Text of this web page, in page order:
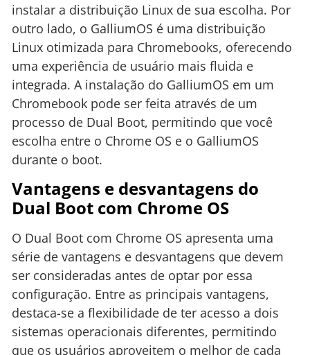
instalar a distribuição Linux de sua escolha. Por
outro lado, o GalliumOS é uma distribuição
Linux otimizada para Chromebooks, oferecendo
uma experiência de usuário mais fluida e
integrada. A instalação do GalliumOS em um
Chromebook pode ser feita através de um
processo de Dual Boot, permitindo que você
escolha entre o Chrome OS e o GalliumOS
durante o boot.
Vantagens e desvantagens do
Dual Boot com Chrome OS
O Dual Boot com Chrome OS apresenta uma
série de vantagens e desvantagens que devem
ser consideradas antes de optar por essa
configuração. Entre as principais vantagens,
destaca-se a flexibilidade de ter acesso a dois
sistemas operacionais diferentes, permitindo
que os usuários aproveitem o melhor de cada